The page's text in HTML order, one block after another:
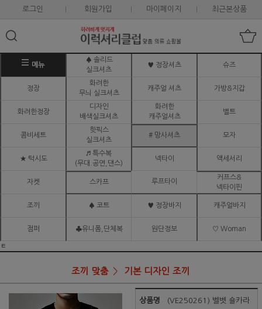
로그인 회원가입 마이페이지 최근본상품
메뉴
♠ 솔리드
실크셔츠
♥ 정장셔츠 슈즈
정장
화려한
무늬 실크셔츠
캐주얼 셔츠 가방&지갑
화려한정장
디자인
배색실크셔츠
화려한
캐주얼셔츠
벨트
콤비세트
핫픽스
실크셔츠
# 망사셔츠 모자
★ 턱시도
♬ 특수복
(무대.공연,댄스)
넥타이 액세서리
자켓 스카프 루프타이
커프스&
넥타이핀
조끼 ♠ 코트 ♥ 정장바지 캐주얼바지
점퍼 ♣유니폼,단체복 원단정보 ♡ Woman
ㅌ
조끼 맞춤 기본 디자인 조끼
상품명 (VE250261) 벨벳 숄카라